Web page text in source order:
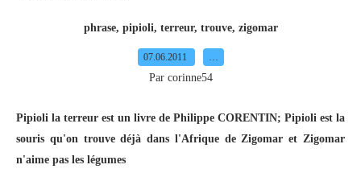
phrase, pipioli, terreur, trouve, zigomar
07.06.2011
Par corinne54
Pipioli la terreur est un livre de Philippe CORENTIN; Pipioli est la
souris qu'on trouve déjà dans l'Afrique de Zigomar et Zigomar
n'aime pas les légumes